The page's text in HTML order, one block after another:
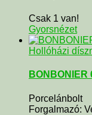
Csak 1 van!
Gyorsnézet
Hollóházi
BONBONIER
Porcelánbolt
Forgalmazó: